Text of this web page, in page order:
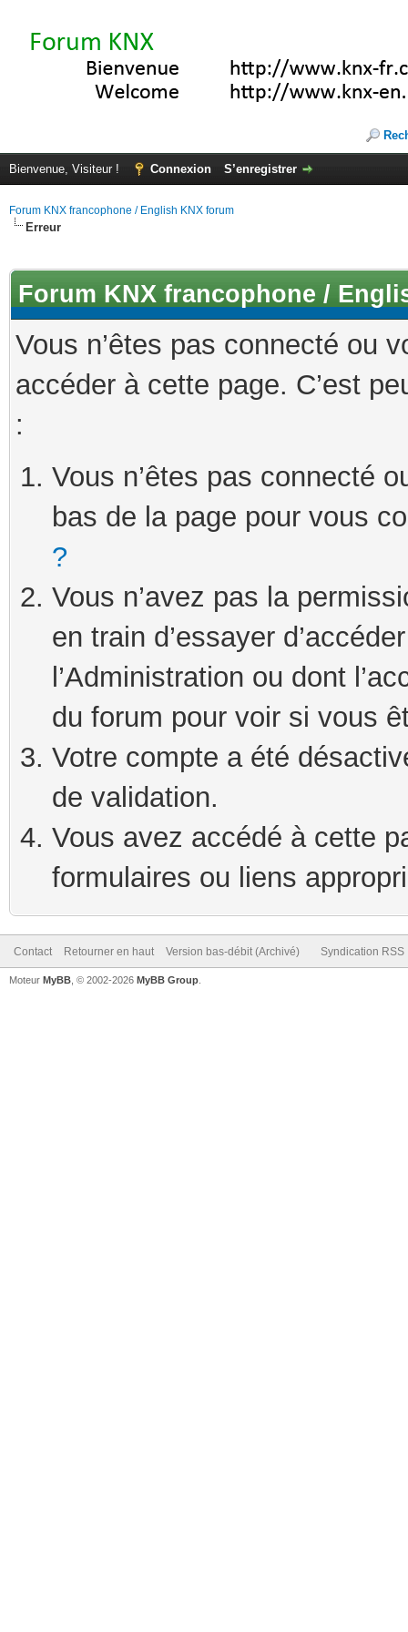
Bienvenue, Visiteur ! Connexion S’enregistrer
Forum KNX francophone / English KNX forum
Erreur
Forum KNX francophone /
Vous n’êtes pas connecté ou
accéder à cette page. C’est
:
Vous n’êtes pas connecté
bas de la page pour vous
?
Vous n’avez pas la
en train d’essayer
l’Administration ou dont
du forum pour voir si vous
Votre compte a été
de validation.
Vous avez accédé à cette
formulaires ou liens
Contact Retourner en haut Version bas-débit (Archivé) Syndication RSS
Moteur MyBB , © 2002-2026 MyBB Group